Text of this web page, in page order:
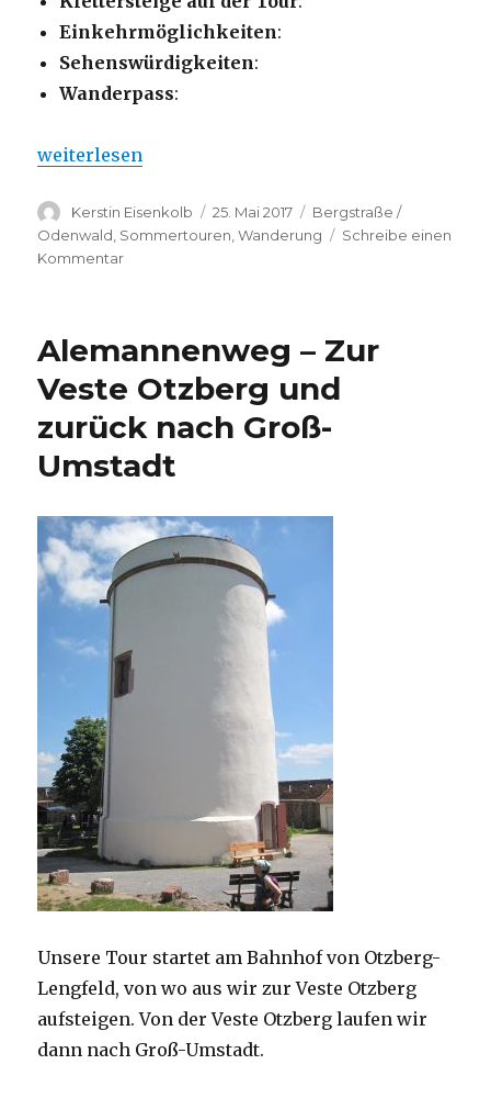
Einkehrmöglichkeiten:
Sehenswürdigkeiten:
Wanderpass:
„Alemannenweg – Von Ernsthofen zum Schloß
weiterlesen
Autor
Kerstin Eisenkolb
Veröffentlicht
am
25. Mai 2017 Kategorien
Bergstraße /
Odenwald Sommertouren ,Wanderung
Schreibe einen
Kommentarzu
Ernsthofen
Schloß
Lichtenberg..
Alemannenweg – Zur
Veste Otzberg und
zurück nach Groß-
Umstadt
Unsere Tour startet am Bahnhof von Otzberg-
Lengfeld, von wo aus wir zur Veste Otzberg
aufsteigen. Von der Veste Otzberg laufen wir
dann nach Groß-Umstadt.